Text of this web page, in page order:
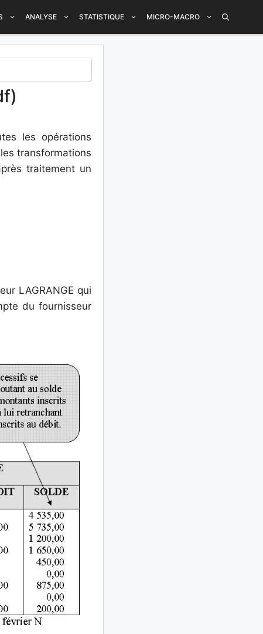
ANALYSE STATISTIQUE MICRO-MACRO
les opérations
transformations
traitement un
LAGRANGE qui
du fournisseur